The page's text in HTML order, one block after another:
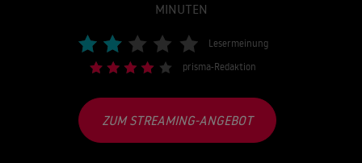
MINUTEN
Lesermeinung
prisma-Redaktion
ZUM STREAMING-ANGEBOT